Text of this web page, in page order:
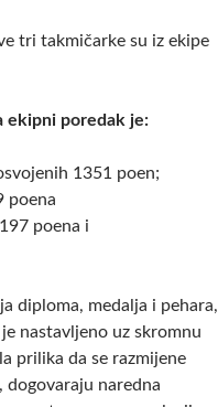
tri takmičarke su iz ekipe
ekipni poredak je:
1351 poen;
poena
poena i
diploma, medalja i pehara,
nastavljeno uz skromnu
prilika da se razmijene
dogovaraju naredna